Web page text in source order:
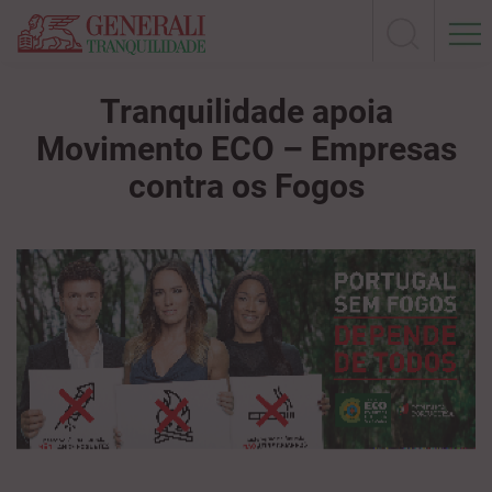
Tranquilidade apoia
Movimento ECO – Empresas
contra os Fogos